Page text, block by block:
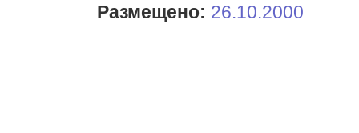
Размещено: 26.10.2000